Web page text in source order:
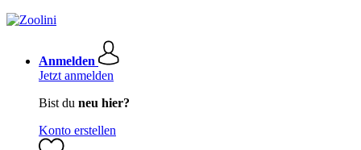
Anmelden
Jetzt anmelden
Bist du neu hier?
Konto erstellen